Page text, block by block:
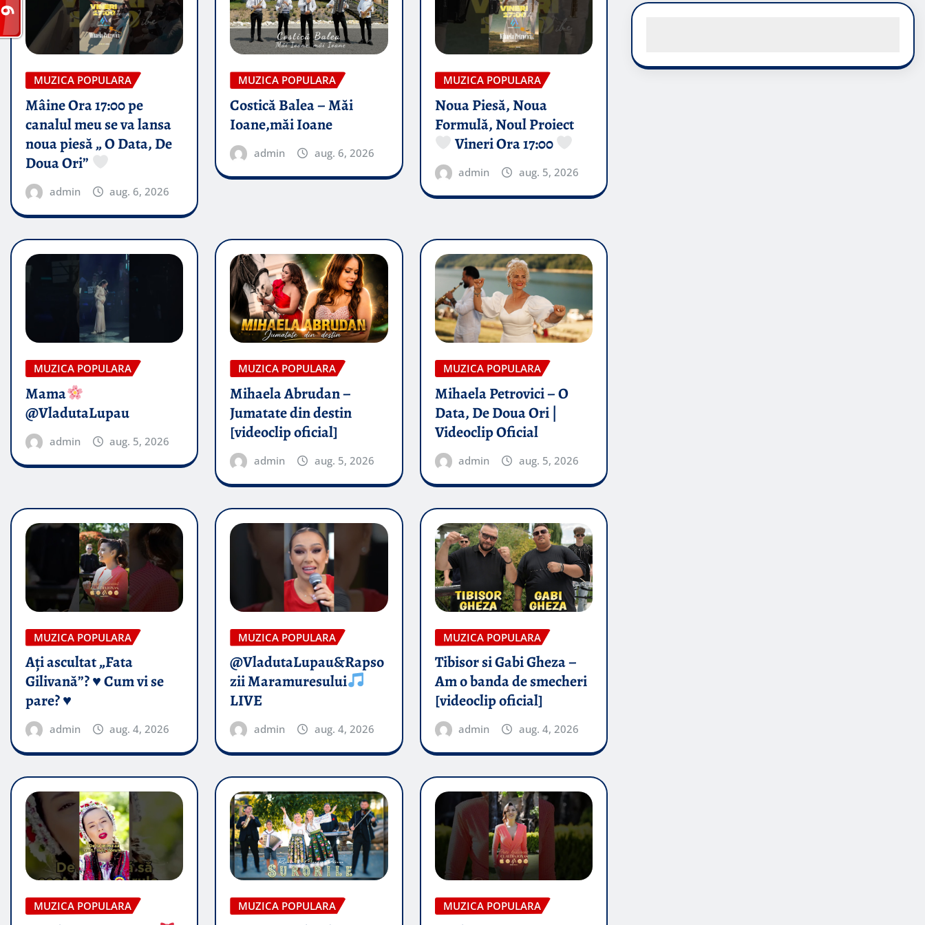
MUZICA POPULARA
Mâine Ora 17:00 pe
canalul meu se va lansa
noua piesă „ O Data, De
Doua Ori”
admin aug. 6, 2026
MUZICA POPULARA
Costică Balea – Măi
Ioane,măi Ioane
admin aug. 6, 2026
MUZICA POPULARA
Noua Piesă, Noua
Formulă, Noul Proiect
Vineri Ora 17:00
admin aug. 5, 2026
MUZICA POPULARA
Mama
@VladutaLupau
admin aug. 5, 2026
MUZICA POPULARA
Mihaela Abrudan –
Jumatate din destin
[videoclip oficial]
admin aug. 5, 2026
MUZICA POPULARA
Mihaela Petrovici – O
Data, De Doua Ori |
Videoclip Oficial
admin aug. 5, 2026
MUZICA POPULARA
Ați ascultat „Fata
Gilivană”? ♥️ Cum vi se
pare? ♥️
admin aug. 4, 2026
MUZICA POPULARA
@VladutaLupau&Rapso
zii Maramuresului
LIVE
admin aug. 4, 2026
MUZICA POPULARA
Tibisor si Gabi Gheza –
Am o banda de smecheri
[videoclip oficial]
admin aug. 4, 2026
MUZICA POPULARA MUZICA POPULARA MUZICA POPULARA